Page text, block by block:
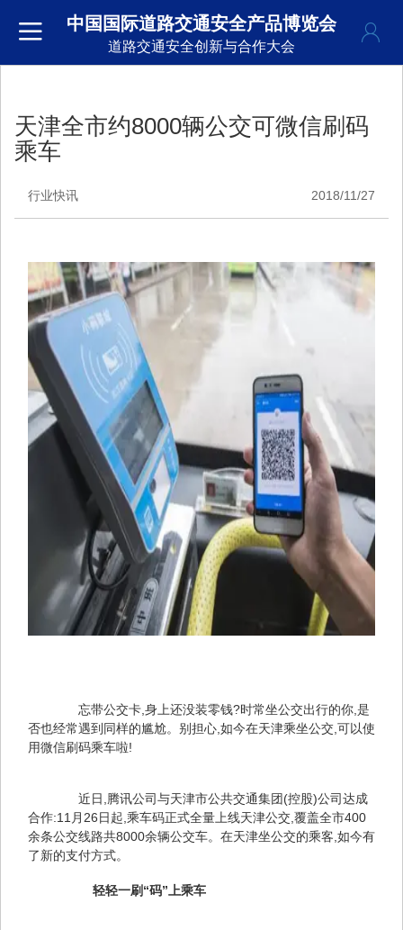
中国国际道路交通安全产品博览会
道路交通安全创新与合作大会
天津全市约8000辆公交可微信刷码
乘车
行业快讯 2018/11/27
忘带公交卡,身上还没装零钱?时常坐公交出行的你,是
否也经常遇到同样的尴尬。别担心,如今在天津乘坐公交,可以使
用微信刷码乘车啦!
近日,腾讯公司与天津市公共交通集团(控股)公司达成
合作:11月26日起,乘车码正式全量上线天津公交,覆盖全市400
余条公交线路共8000余辆公交车。在天津坐公交的乘客,如今有
了新的支付方式。
轻轻一刷“码”上乘车